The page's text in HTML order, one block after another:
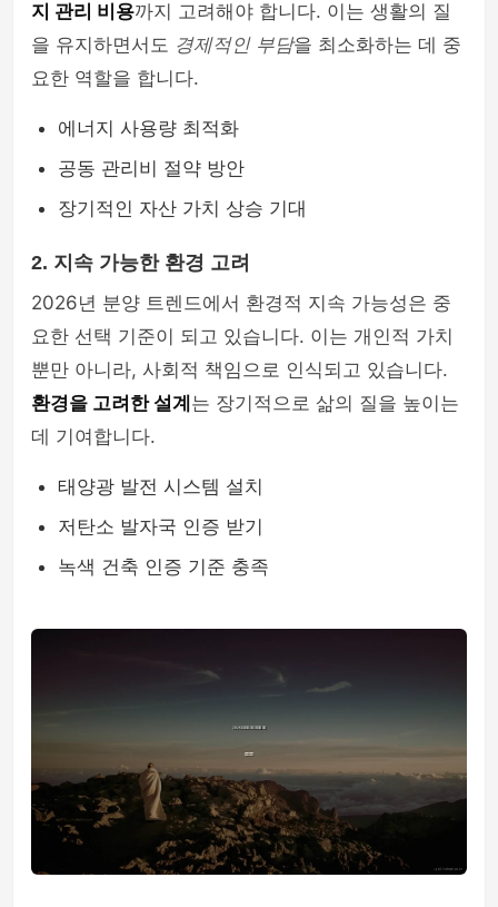
지 관리 비용까지 고려해야 합니다. 이는 생활의 질
을 유지하면서도 경제적인 부담을 최소화하는 데 중
요한 역할을 합니다.
에너지 사용량 최적화
공동 관리비 절약 방안
장기적인 자산 가치 상승 기대
2. 지속 가능한 환경 고려
2026년 분양 트렌드에서 환경적 지속 가능성은 중
요한 선택 기준이 되고 있습니다. 이는 개인적 가치
뿐만 아니라, 사회적 책임으로 인식되고 있습니다.
환경을 고려한 설계 는 장기적으로 삶의 질을 높이는
데 기여합니다.
태양광 발전 시스템 설치
저탄소 발자국 인증 받기
녹색 건축 인증 기준 충족